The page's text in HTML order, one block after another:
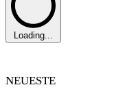
Loading...
NEUESTE